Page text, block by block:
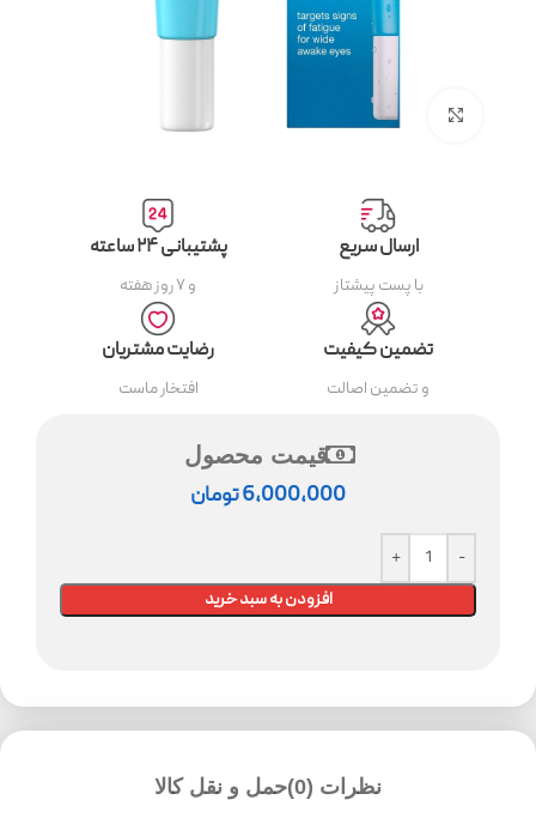
بزرگنمایی تصویر
ارسال سریع
با پست پیشتاز
پشتیبانی ۲۴ ساعته
و ۷ روز هفته
تضمین کیفیت
و تضمین اصالت
رضایت مشتریان
افتخار ماست
قیمت محصول
6,000,000تومان
افزودن به سبد خرید
نظرات (0) حمل و نقل کالا